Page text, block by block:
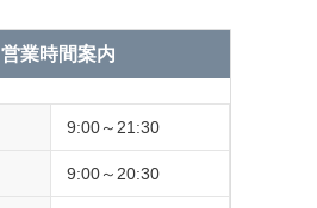
営業時間案内
9:00～21:30
9:00～20:30